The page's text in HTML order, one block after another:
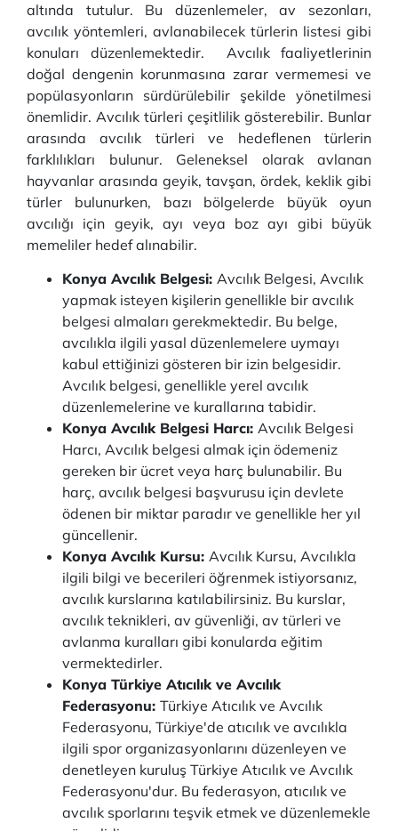
altında tutulur. Bu düzenlemeler, av sezonları,
avcılık yöntemleri, avlanabilecek türlerin listesi gibi
konuları düzenlemektedir. Avcılık faaliyetlerinin
doğal dengenin korunmasına zarar vermemesi ve
popülasyonların sürdürülebilir şekilde yönetilmesi
önemlidir. Avcılık türleri çeşitlilik gösterebilir. Bunlar
arasında avcılık türleri ve hedeflenen türlerin
farklılıkları bulunur. Geleneksel olarak avlanan
hayvanlar arasında geyik, tavşan, ördek, keklik gibi
türler bulunurken, bazı bölgelerde büyük oyun
avcılığı için geyik, ayı veya boz ayı gibi büyük
memeliler hedef alınabilir.
Konya Avcılık Belgesi: Avcılık Belgesi, Avcılık
yapmak isteyen kişilerin genellikle bir avcılık
belgesi almaları gerekmektedir. Bu belge,
avcılıkla ilgili yasal düzenlemelere uymayı
kabul ettiğinizi gösteren bir izin belgesidir.
Avcılık belgesi, genellikle yerel avcılık
düzenlemelerine ve kurallarına tabidir.
Konya Avcılık Belgesi Harcı: Avcılık Belgesi
Harcı, Avcılık belgesi almak için ödemeniz
gereken bir ücret veya harç bulunabilir. Bu
harç, avcılık belgesi başvurusu için devlete
ödenen bir miktar paradır ve genellikle her yıl
güncellenir.
Konya Avcılık Kursu: Avcılık Kursu, Avcılıkla
ilgili bilgi ve becerileri öğrenmek istiyorsanız,
avcılık kurslarına katılabilirsiniz. Bu kurslar,
avcılık teknikleri, av güvenliği, av türleri ve
avlanma kuralları gibi konularda eğitim
vermektedirler.
Konya Türkiye Atıcılık ve Avcılık
Federasyonu: Türkiye Atıcılık ve Avcılık
Federasyonu, Türkiye'de atıcılık ve avcılıkla
ilgili spor organizasyonlarını düzenleyen ve
denetleyen kuruluş Türkiye Atıcılık ve Avcılık
Federasyonu'dur. Bu federasyon, atıcılık ve
avcılık sporlarını teşvik etmek ve düzenlemekle